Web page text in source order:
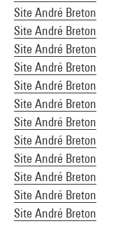
Site André Breton
Site André Breton
Site André Breton
Site André Breton
Site André Breton
Site André Breton
Site André Breton
Site André Breton
Site André Breton
Site André Breton
Site André Breton
Site André Breton